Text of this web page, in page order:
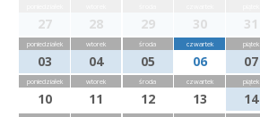
27 28 29 30 31
poniedziałek
03
wtorek
04
środa
05
czwartek
06
piątek
07
poniedziałek
10
wtorek
11
środa
12
czwartek
13
piątek
14